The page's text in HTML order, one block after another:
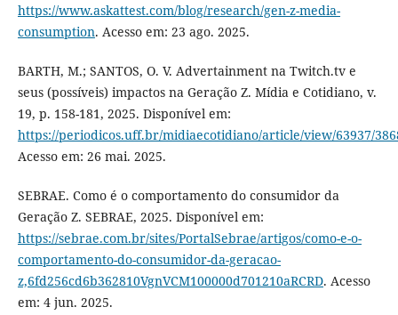
https://www.askattest.com/blog/research/gen-z-media-
consumption. Acesso em: 23 ago. 2025.
BARTH, M.; SANTOS, O. V. Advertainment na Twitch.tv e
seus (possíveis) impactos na Geração Z. Mídia e Cotidiano, v.
19, p. 158-181, 2025. Disponível em:
https://periodicos.uff.br/midiaecotidiano/article/view/63937/
Acesso em: 26 mai. 2025.
SEBRAE. Como é o comportamento do consumidor da
Geração Z. SEBRAE, 2025. Disponível em:
https://sebrae.com.br/sites/PortalSebrae/artigos/como-e-o-
comportamento-do-consumidor-da-geracao-
z,6fd256cd6b362810VgnVCM100000d701210aRCRD. Acesso
em: 4 jun. 2025.